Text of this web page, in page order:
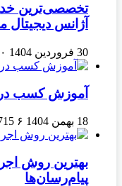
تخصصی‌ترین
آژانس دیجیتال
30 فروردین 1404
آموزش کسب
18 بهمن 1404 ۶
بهترین روش
پیام‌رسان‌ها